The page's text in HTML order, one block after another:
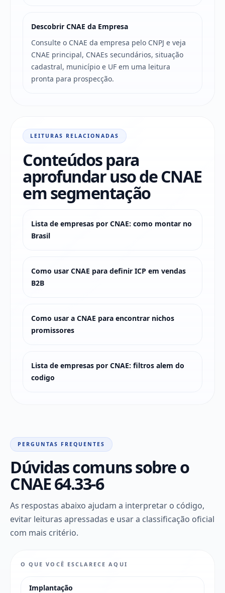
Descobrir CNAE da Empresa
Consulte o CNAE da empresa pelo CNPJ e veja
CNAE principal, CNAEs secundários, situação
cadastral, município e UF em uma leitura
pronta para prospecção.
LEITURAS RELACIONADAS
Conteúdos para
aprofundar uso de CNAE
em segmentação
Lista de empresas por CNAE: como montar no
Brasil
Como usar CNAE para definir ICP em vendas
B2B
Como usar a CNAE para encontrar nichos
promissores
Lista de empresas por CNAE: filtros alem do
codigo
PERGUNTAS FREQUENTES
Dúvidas comuns sobre o
CNAE 64.33-6
As respostas abaixo ajudam a interpretar o código,
evitar leituras apressadas e usar a classificação oficial
com mais critério.
O QUE VOCÊ ESCLARECE AQUI
Implantação